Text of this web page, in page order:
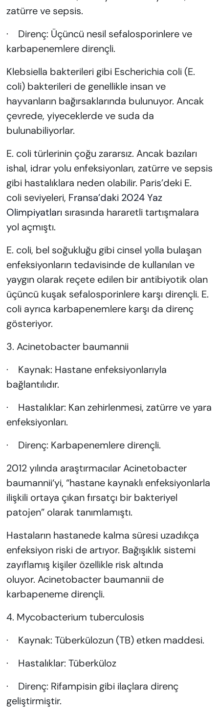
zatürre ve sepsis.
· Direnç: Üçüncü nesil sefalosporinlere ve
karbapenemlere dirençli.
Klebsiella bakterileri gibi Escherichia coli (E.
coli) bakterileri de genellikle insan ve
hayvanların bağırsaklarında bulunuyor. Ancak
çevrede, yiyeceklerde ve suda da
bulunabiliyorlar.
E. coli türlerinin çoğu zararsız. Ancak bazıları
ishal, idrar yolu enfeksiyonları, zatürre ve sepsis
gibi hastalıklara neden olabilir. Paris’deki E.
coli seviyeleri, Fransa’daki 2024 Yaz
Olimpiyatları sırasında hararetli tartışmalara
yol açmıştı.
E. coli, bel soğukluğu gibi cinsel yolla bulaşan
enfeksiyonların tedavisinde de kullanılan ve
yaygın olarak reçete edilen bir antibiyotik olan
üçüncü kuşak sefalosporinlere karşı dirençli. E.
coli ayrıca karbapenemlere karşı da direnç
gösteriyor.
3. Acinetobacter baumannii
· Kaynak: Hastane enfeksiyonlarıyla
bağlantılıdır.
· Hastalıklar: Kan zehirlenmesi, zatürre ve yara
enfeksiyonları.
· Direnç: Karbapenemlere dirençli.
2012 yılında araştırmacılar Acinetobacter
baumannii‘yi, “hastane kaynaklı enfeksiyonlarla
ilişkili ortaya çıkan fırsatçı bir bakteriyel
patojen” olarak tanımlamıştı.
Hastaların hastanede kalma süresi uzadıkça
enfeksiyon riski de artıyor. Bağışıklık sistemi
zayıflamış kişiler özellikle risk altında
oluyor. Acinetobacter baumannii de
karbapeneme dirençli.
4. Mycobacterium tuberculosis
· Kaynak: Tüberkülozun (TB) etken maddesi.
· Hastalıklar: Tüberküloz
· Direnç: Rifampisin gibi ilaçlara direnç
geliştirmiştir.